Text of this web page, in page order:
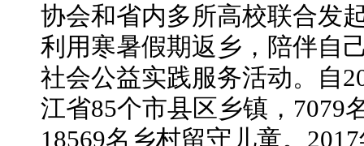
协会和省内多所高校联合发
利用寒暑假期返乡，陪伴自
社会公益实践服务活动。自
江省85个市县区乡镇，7079
18569名乡村留守儿童。